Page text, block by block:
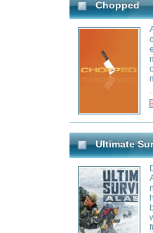
Million Dollar Secret
One player
a countrywide
claim the cash
Genre:
Morlock Motors - Big
"Morlock Motors
kabel eins
Stahlharte